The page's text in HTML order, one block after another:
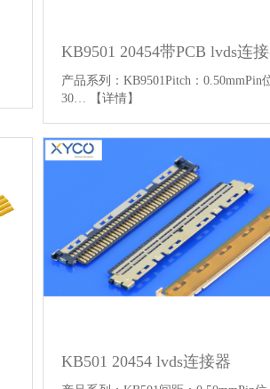
KB9501 20454带PCB lvds连
产品系列：KB9501Pitch：0.50mmPin
30…
【详情】
KB501 20454 lvds连接器